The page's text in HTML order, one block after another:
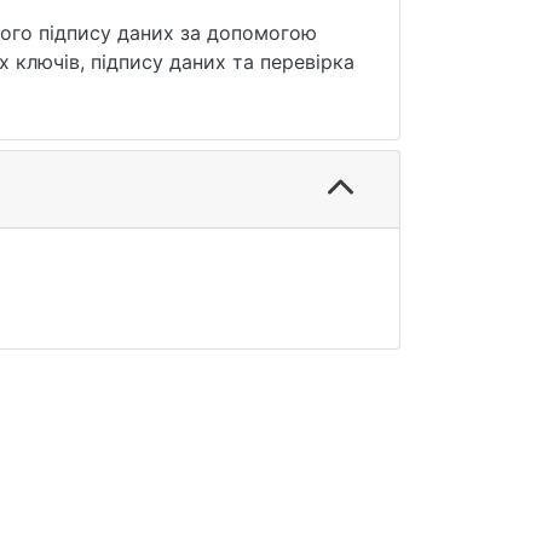
підпису даних за допомогою
підпису даних та перевірка
електронного
для генерації ключів
того, що дані передалися без
середовищі, а передані